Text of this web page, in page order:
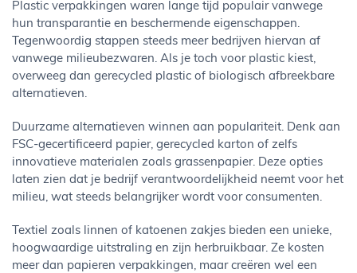
Plastic verpakkingen waren lange tijd populair vanwege
hun transparantie en beschermende eigenschappen.
Tegenwoordig stappen steeds meer bedrijven hiervan af
vanwege milieubezwaren. Als je toch voor plastic kiest,
overweeg dan gerecycled plastic of biologisch afbreekbare
alternatieven.
Duurzame alternatieven winnen aan populariteit. Denk aan
FSC-gecertificeerd papier, gerecycled karton of zelfs
innovatieve materialen zoals grassenpapier. Deze opties
laten zien dat je bedrijf verantwoordelijkheid neemt voor het
milieu, wat steeds belangrijker wordt voor consumenten.
Textiel zoals linnen of katoenen zakjes bieden een unieke,
hoogwaardige uitstraling en zijn herbruikbaar. Ze kosten
meer dan papieren verpakkingen, maar creëren wel een